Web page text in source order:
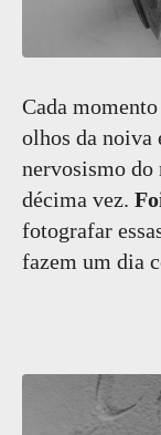
Cada
olhos da noiva
nervosismo do
décima vez.
fotografar
fazem um dia